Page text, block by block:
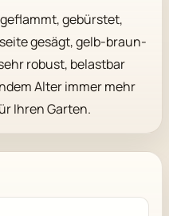
gebürstet,
gesägt, gelb-braun-
robust, belastbar
Alter immer mehr
Ihren Garten.